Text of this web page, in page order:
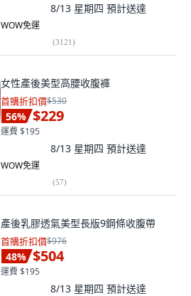
8/13 星期四 預計送達
WOW免運
(3121)
女性產後美型高腰收腹褲
首購折扣價$530
56% $229
運費 $195
8/13 星期四 預計送達
WOW免運
(57)
產後乳膠透氣美型長版9鋼條收腹帶
首購折扣價$976
48% $504
運費 $195
8/13 星期四 預計送達